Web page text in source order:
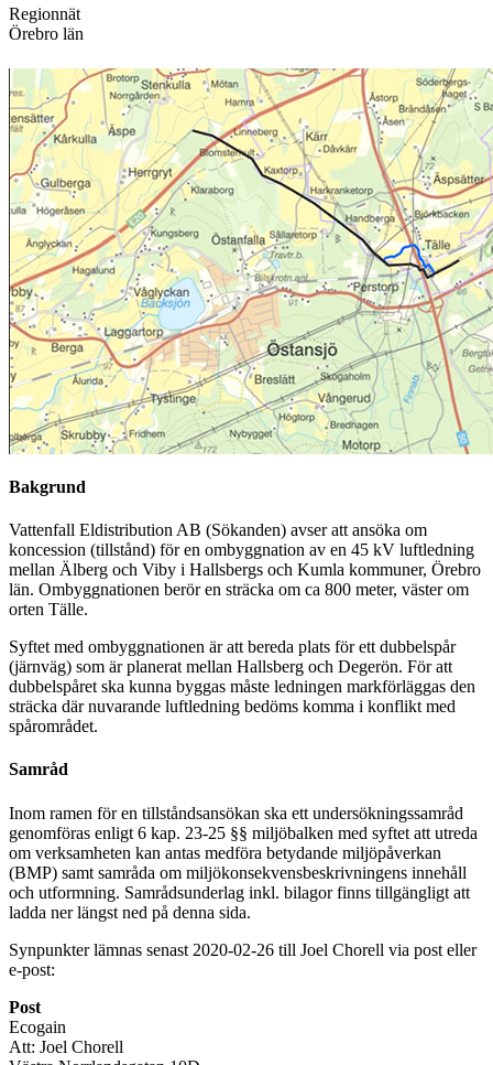
Regionnät
Örebro län
Bakgrund
Vattenfall Eldistribution AB (Sökanden) avser att ansöka om
koncession (tillstånd) för en ombyggnation av en 45 kV luftledning
mellan Älberg och Viby i Hallsbergs och Kumla kommuner, Örebro
län. Ombyggnationen berör en sträcka om ca 800 meter, väster om
orten Tälle.
Syftet med ombyggnationen är att bereda plats för ett dubbelspår
(järnväg) som är planerat mellan Hallsberg och Degerön. För att
dubbelspåret ska kunna byggas måste ledningen markförläggas den
sträcka där nuvarande luftledning bedöms komma i konflikt med
spårområdet.
Samråd
Inom ramen för en tillståndsansökan ska ett undersökningssamråd
genomföras enligt 6 kap. 23-25 §§ miljöbalken med syftet att utreda
om verksamheten kan antas medföra betydande miljöpåverkan
(BMP) samt samråda om miljökonsekvensbeskrivningens innehåll
och utformning. Samrådsunderlag inkl. bilagor finns tillgängligt att
ladda ner längst ned på denna sida.
Synpunkter lämnas senast 2020-02-26 till Joel Chorell via post eller
e-post:
Post
Ecogain
Att: Joel Chorell